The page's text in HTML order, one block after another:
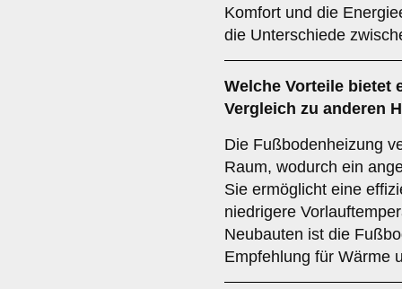
Komfort und die
die Unterschiede
Welche Vorteile bietet
Vergleich zu anderen
Die Fußbodenheizung
Raum, wodurch ein
Sie ermöglicht eine
niedrigere
Neubauten ist die
Empfehlung für Wärme